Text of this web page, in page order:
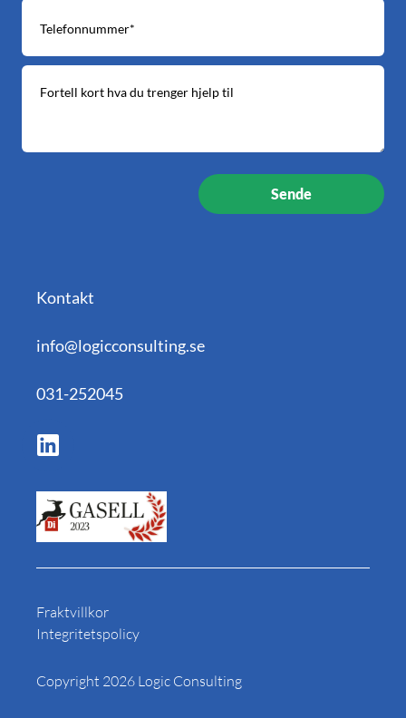
Kontakt
info@logicconsulting.se
031-252045
Copyright 2026 Logic Consulting
Fraktvillkor
Integritetspolicy